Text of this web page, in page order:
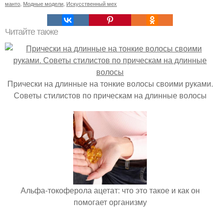
манто Модные модели Искусственный мех
Читайте также
Прически на длинные на тонкие волосы своими руками.
Советы стилистов по прическам на длинные волосы
Альфа-токоферола ацетат: что это такое и как он
помогает организму